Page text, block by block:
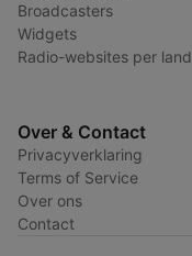
Broadcasters
Widgets
Radio-websites per land
Over & Contact
Privacyverklaring
Terms of Service
Over ons
Contact